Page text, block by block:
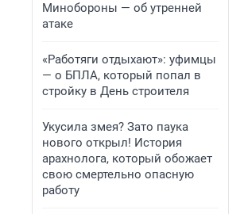
Минобороны — об утренней
атаке
«Работяги отдыхают»: уфимцы
— о БПЛА, который попал в
стройку в День строителя
Укусила змея? Зато паука
нового открыл! История
арахнолога, который обожает
свою смертельно опасную
работу